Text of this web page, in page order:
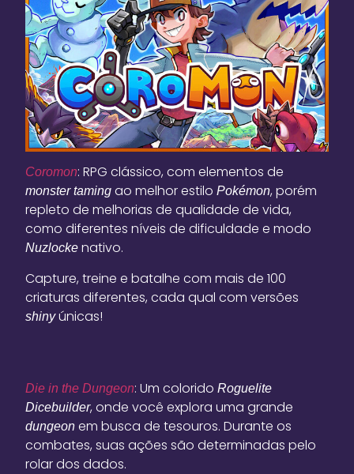
Coromon: RPG clássico, com elementos de
monster taming ao melhor estiloPokémon, porém
repleto de melhorias de qualidade de vida,
como diferentes níveis de dificuldade e modo
Nuzlocke nativo.
Capture, treine e batalhe com mais de 100
criaturas diferentes, cada qual com versões
shinyúnicas!
Die in the Dungeon: Um coloridoRoguelite
Dicebuilder, onde você explora uma grande
dungeon em busca de tesouros. Durante os
combates, suas ações são determinadas pelo
rolar dos dados.